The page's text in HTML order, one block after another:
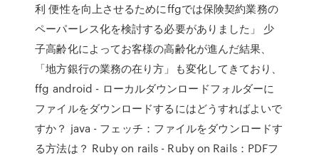
利 便性を向上させるためにffgでは保険契約業務の
ペーパーレス化を検討する必要がありました」 少
子高齢化によってお客様の高齢化が進んだ結果、
「地方銀行の業務の在り方」も変化してきており、
ffg android - ローカルダウンロードフォルダーに
ファイルをダウンロードするにはどうすればよいで
すか？ java - フェッチ：ファイルをダウンロードす
る方法は？ Ruby on rails - Ruby on Rails：PDFフ